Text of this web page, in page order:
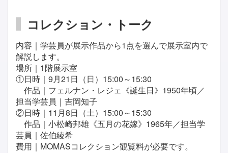
コレクション・トーク
内容｜学芸員が展示作品から1点を選んで展示室内で
解説します。
場所｜1階展示室
①日時｜9月21日（日）15:00～15:30
作品｜フェルナン・レジェ《誕生日》1950年頃／
担当学芸員｜吉岡知子
②日時｜11月8日（土）15:00～15:30
作品｜小松崎邦雄《五月の花嫁》1965年／担当学
芸員｜佐伯綾希
費用｜MOMASコレクション観覧料が必要です。